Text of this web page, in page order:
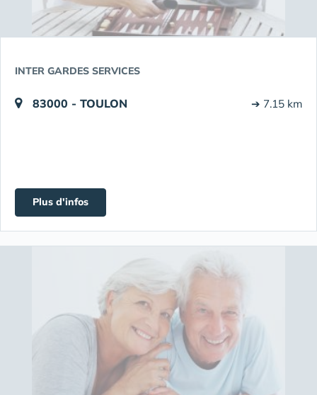
INTER GARDES SERVICES
83000 - TOULON ➔ 7.15 km
Plus d'infos